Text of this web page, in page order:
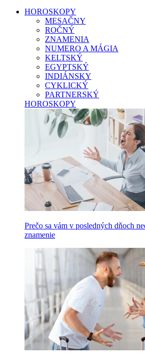
HOROSKOPY
MESAČNY
ROČNÝ
ZNAMENIA
NUMERO A MÁGIA
KELTSKÝ
EGYPTSKÝ
INDIÁNSKY
CYKLICKÝ
PARTNERSKÝ
HOROSKOPY
Prečo sa vám v posledných dňoch
znamenie